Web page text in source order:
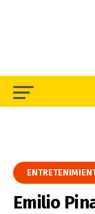
Emilio